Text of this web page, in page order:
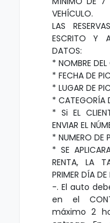
VEHÍCULO.
LAS
ESCRITO Y
DATOS:
* NOMBRE DEL
* FECHA DE
* LUGAR DE
* CATEGORÍA
* Si EL
ENVIAR EL
* NUMERO DE
* SE
RENTA, LA
PRIMER DÍA DE
-. El auto
en el
máximo 2